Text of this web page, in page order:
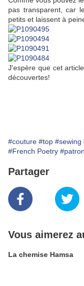
pas transparent, car
petits et laissent à
J'espère que cet
découvertes!
#couture #top #sewing
#French Poetry
Partager
Vous aimerez
La chemise Hamsa